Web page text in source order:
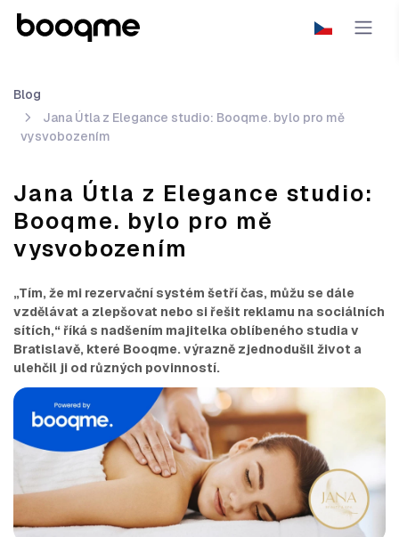
Blog
Jana Útla z Elegance studio: Booqme. bylo pro mě
vysvobozením
Jana Útla z Elegance studio:
Booqme. bylo pro mě
vysvobozením
„Tím, že mi rezervační systém šetří čas, můžu se dále
vzdělávat a zlepšovat nebo si řešit reklamu na sociálních
sítích,“ říká s nadšením majitelka oblíbeného studia v
Bratislavě, které Booqme. výrazně zjednodušil život a
ulehčil ji od různých povinností.